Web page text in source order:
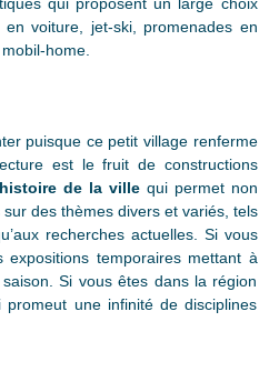
voiture, jet-ski, promenades en
home.
puisque ce petit village renferme
est le fruit de constructions
de la villequi permet non
des thèmes divers et variés, tels
recherches actuelles. Si vous
temporaires mettant à
Si vous êtes dans la région
une infinité de disciplines